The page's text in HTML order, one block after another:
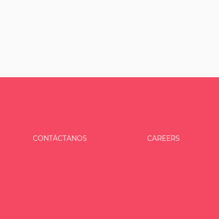
CONTÁCTANOS CAREERS